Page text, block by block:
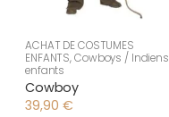
ACHAT DE COSTUMES
ENFANTS,Cowboys / Indiens
enfants
Cowboy
39,90 €